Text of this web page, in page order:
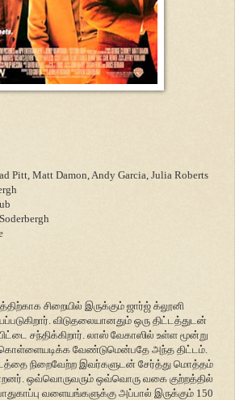
Pitt, Matt Damon, Andy Garcia, Julia Roberts
சிறையில் இருக்கும் ஜார்ஜ் க்லூனி
விடுதலையானதும் ஒரு திட்டத்துடன்
சந்திக்கிறார். லாஸ் வேகாஸில் உள்ள மூன்று
கொள்ளையடிக்க வேண்டுமென்பதே அந்த திட்டம்.
நிறைவேற்ற இவர்களுடன் சேர்த்து மொத்தம்
ஒவ்வொருவரும் ஒவ்வொரு வகை குற்றத்தில்
வளையங்களுக்கு அப்பால் இருக்கும் 150